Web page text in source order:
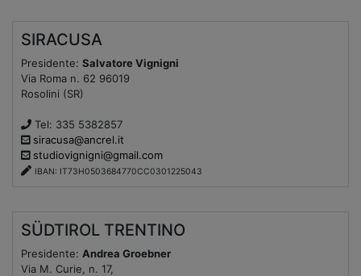
SIRACUSA
Presidente: Salvatore Vignigni
Via Roma n. 62 96019
Rosolini (SR)
Tel: 335 5382857
siracusa@ancrel.it
studiovignigni@gmail.com
IBAN: IT73H0503684770CC0301225043
SÜDTIROL TRENTINO
Presidente: Andrea Groebner
Via M. Curie, n. 17,